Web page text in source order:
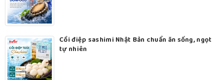
Cồi điệp sashimi Nhật Bản chuẩn ăn sống, ngọt
tự nhiên